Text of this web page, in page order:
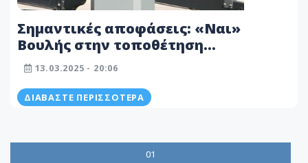
Σημαντικές αποφάσεις: «Ναι»
Βουλής στην τοποθέτηση
χρονομέτρων σε σημεία με κάμερες -
Τι αλλάζει με τα εξώδικα
13.03.2025 - 20:06
ΔΙΑΒΆΣΤΕ ΠΕΡΙΣΣΌΤΕΡΑ
01